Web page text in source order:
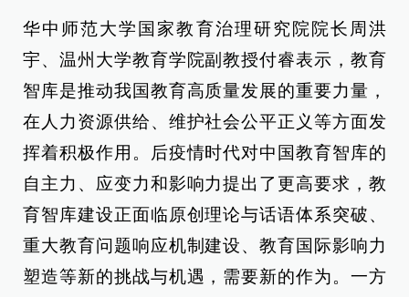
华中师范大学国家教育治理研究院院长周洪
宇、温州大学教育学院副教授付睿表示，教育
智库是推动我国教育高质量发展的重要力量，
在人力资源供给、维护社会公平正义等方面发
挥着积极作用。后疫情时代对中国教育智库的
自主力、应变力和影响力提出了更高要求，教
育智库建设正面临原创理论与话语体系突破、
重大教育问题响应机制建设、教育国际影响力
塑造等新的挑战与机遇，需要新的作为。一方